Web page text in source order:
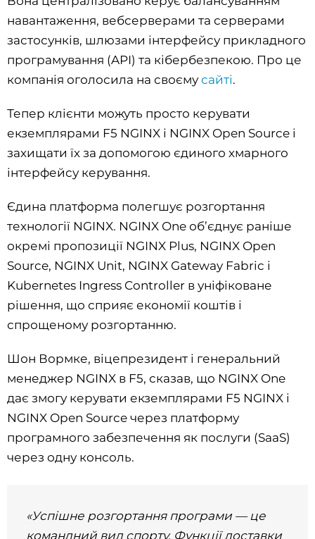
навантаження, вебсерверами та серверами
застосунків, шлюзами інтерфейсу прикладного
програмування (API) та кібербезпекою. Про це
компанія оголосила на своємусайті.
Тепер клієнти можуть просто керувати
екземплярами F5 NGINX і NGINX Open Source і
захищати їх за допомогою єдиного хмарного
інтерфейсу керування.
Єдина платформа полегшує розгортання
технології NGINX. NGINX One об’єднує раніше
окремі пропозиції NGINX Plus, NGINX Open
Source, NGINX Unit, NGINX Gateway Fabric і
Kubernetes Ingress Controller в уніфіковане
рішення, що сприяє економії коштів і
спрощеному розгортанню.
Шон Вормке, віцепрезидент і генеральний
менеджер NGINX в F5, сказав, що NGINX One
дає змогу керувати екземплярами F5 NGINX і
NGINX Open Source через платформу
програмного забезпечення як послуги (SaaS)
через одну консоль.
«Успішне розгортання програми — це
командний вид спорту. Функції доставки